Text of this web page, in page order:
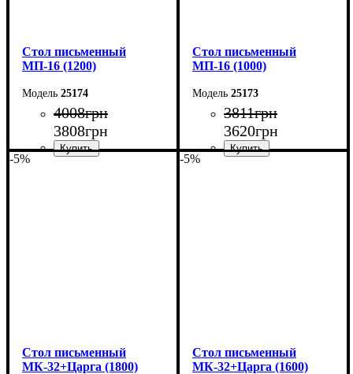
Cтол письменный
МП-16 (1200)
25174
4008грн
3808грн
Cтол письменный
МП-16 (1000)
25173
3811грн
3620грн
-5%
Cтол письменный
МК-32+Царга (1800)
-5%
Cтол письменный
МК-32+Царга (1600)